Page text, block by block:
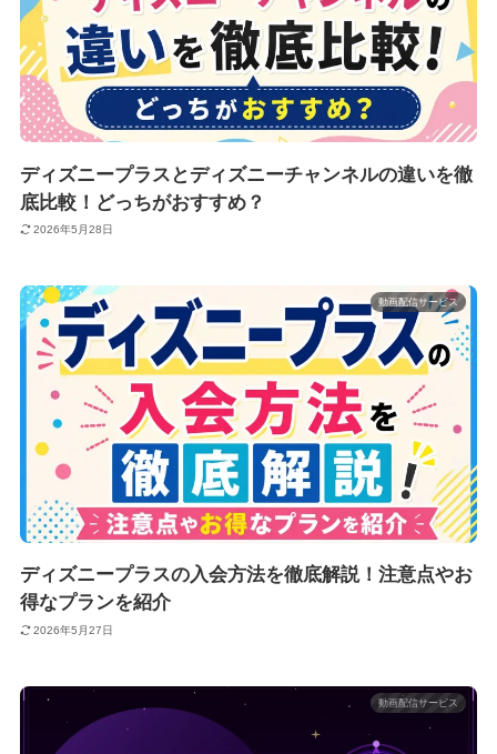
ディズニープラスとディズニーチャンネルの違いを徹
底比較！どっちがおすすめ？
2026年5月28日
動画配信サービス
ディズニープラスの入会方法を徹底解説！注意点やお
得なプランを紹介
2026年5月27日
動画配信サービス